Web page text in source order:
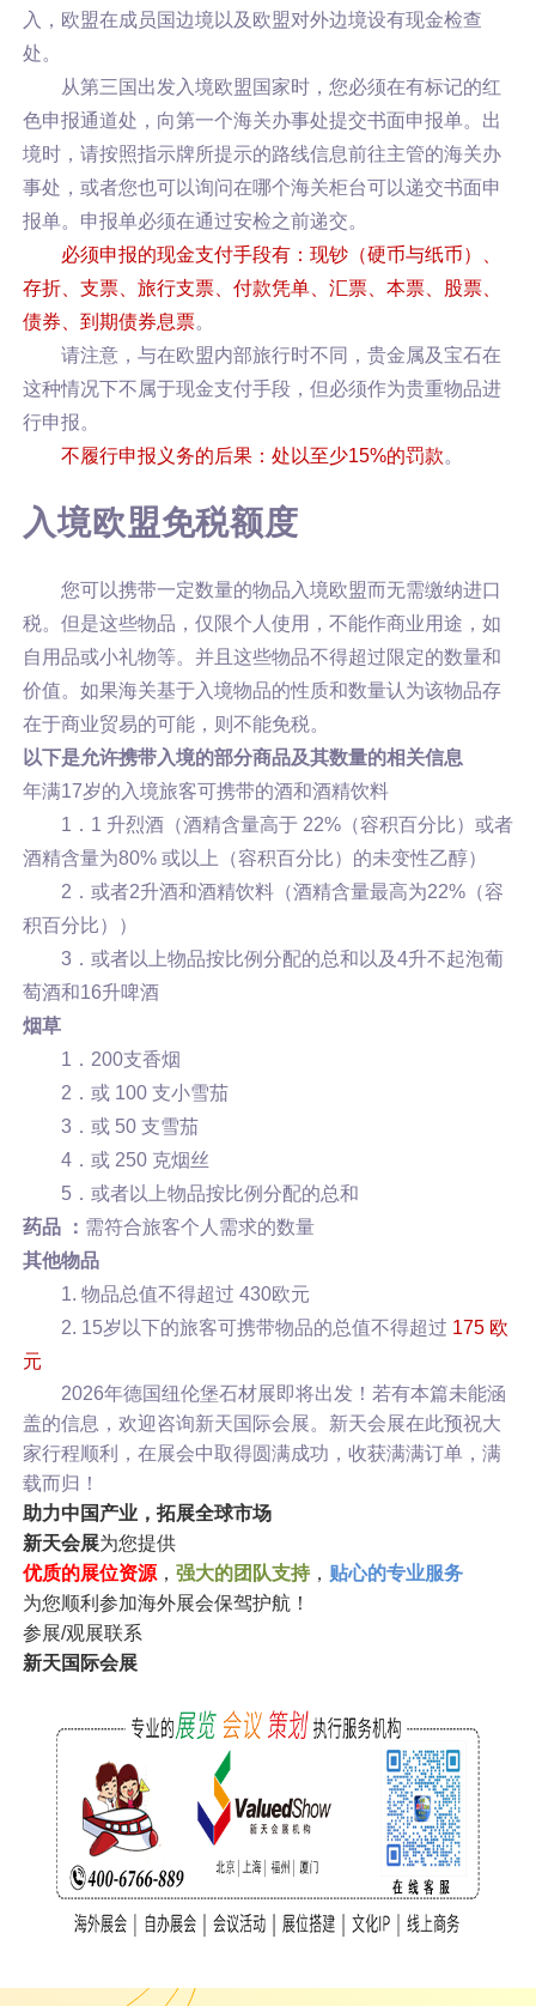
入，欧盟在成员国边境以及欧盟对外边境设有现金检查
处。
从第三国出发入境欧盟国家时，您必须在有标记的红
色申报通道处，向第一个海关办事处提交书面申报单。出
境时，请按照指示牌所提示的路线信息前往主管的海关办
事处，或者您也可以询问在哪个海关柜台可以递交书面申
报单。申报单必须在通过安检之前递交。
必须申报的现金支付手段有：现钞（硬币与纸币）、
存折、支票、旅行支票、付款凭单、汇票、本票、股票、
债券、到期债券息票。
请注意，与在欧盟内部旅行时不同，贵金属及宝石在
这种情况下不属于现金支付手段，但必须作为贵重物品进
行申报。
不履行申报义务的后果：处以至少15%的罚款。
入境欧盟免税额度
您可以携带一定数量的物品入境欧盟而无需缴纳进口
税。但是这些物品，仅限个人使用，不能作商业用途，如
自用品或小礼物等。并且这些物品不得超过限定的数量和
价值。如果海关基于入境物品的性质和数量认为该物品存
在于商业贸易的可能，则不能免税。
以下是允许携带入境的部分商品及其数量的相关信息
年满17岁的入境旅客可携带的酒和酒精饮料
1．1 升烈酒（酒精含量高于 22%（容积百分比）或者
酒精含量为80% 或以上（容积百分比）的未变性乙醇）
2．或者2升酒和酒精饮料（酒精含量最高为22%（容
积百分比））
3．或者以上物品按比例分配的总和以及4升不起泡葡
萄酒和16升啤酒
烟草
1．200支香烟
2．或 100 支小雪茄
3．或 50 支雪茄
4．或 250 克烟丝
5．或者以上物品按比例分配的总和
药品 ： 需符合旅客个人需求的数量
其他物品
1. 物品总值不得超过 430欧元
2. 15岁以下的旅客可携带物品的总值不得超过 175 欧
元
2026年德国纽伦堡石材展即将出发！若有本篇未能涵
盖的信息，欢迎咨询新天国际会展。新天会展在此预祝大
家行程顺利，在展会中取得圆满成功，收获满满订单，满
载而归！
助力中国产业，拓展全球市场
新天会展为您提供
优质的展位资源， 强大的团队支持， 贴心的专业服务
为您顺利参加海外展会保驾护航！
参展/观展联系
新天国际会展